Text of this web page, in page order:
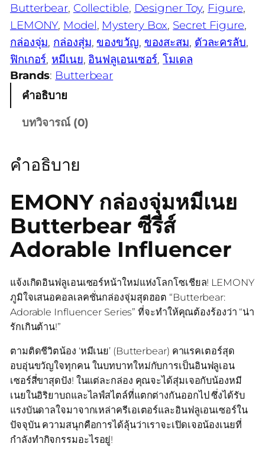
Butterbear, Collectible, Designer Toy, Figure
LEMONY, Model, Mystery Box, Secret Figure
กล่องจุ่ม, กล่องสุ่ม, ของขวัญ, ของสะสม, ตัวละครลับ
ฟิกเกอร์, หมีเนย, อินฟลูเอนเซอร์, โมเดล
Brands: Butterbear
คำอธิบาย
บทวิจารณ์ (0)
คำอธิบาย
EMONY กล่องจุ่มหมีเนย
Butterbear ซีรีส์
Adorable Influencer
แจ้งเกิดอินฟลูเอนเซอร์หน้าใหม่แห่งโลกโซเชียล! LEMONY
ภูมิใจเสนอคอลเลคชั่นกล่องจุ่มสุดฮอต “Butterbear:
Adorable Influencer Series” ที่จะทำให้คุณต้องร้องว่า “น่า
รักเกินต้าน!”
ตามติดชีวิตน้อง ‘หมีเนย’ (Butterbear) คาแรคเตอร์สุด
อบอุ่นขวัญใจทุกคน ในบทบาทใหม่กับการเป็นอินฟลูเอน
เซอร์สี่ขาสุดปัง! ในแต่ละกล่อง คุณจะได้สุ่มเจอกับน้องหมี
เนยในอิริยาบถและไลฟ์สไตล์ที่แตกต่างกันออกไป ซึ่งได้รับ
แรงบันดาลใจมาจากเหล่าครีเอเตอร์และอินฟลูเอนเซอร์ใน
ปัจจุบัน ความสนุกคือการได้ลุ้นว่าเราจะเปิดเจอน้องเนยที่
กำลังทำกิจกรรมอะไรอยู่!